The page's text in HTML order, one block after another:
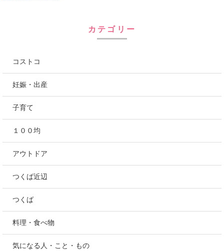
カテゴリー
コストコ
妊娠・出産
子育て
１００均
アウトドア
つくば近辺
つくば
料理・食べ物
気になる人・こと・もの